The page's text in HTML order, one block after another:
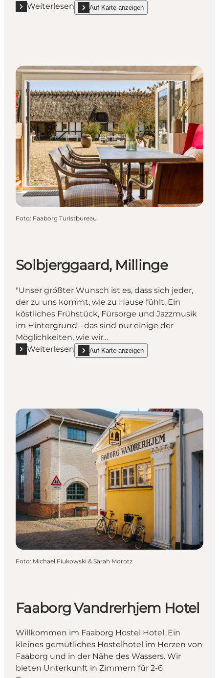
Weiterlesen
Mehr erfahren "Hotel Færgegaarden"
Auf Karte anzeigen
show Hotel Færgegaarden on_map
Foto: Faaborg Turistbureau
Solbjerggaard, Millinge
"Unser größter Wunsch ist es, dass sich jeder,
der zu uns kommt, wie zu Hause fühlt. Ein
köstliches Frühstück, Fürsorge und Jazzmusik
im Hintergrund - das sind nur einige der
Möglichkeiten, wie wir…
Weiterlesen
Mehr erfahren "Solbjerggaard, Millinge"
Auf Karte anzeigen
show Solbjerggaard, Millinge on_map
Foto: Michael Fiukowski & Sarah Morotz
Faaborg Vandrerhjem Hotel
Willkommen im Faaborg Hostel Hotel. Ein
kleines gemütliches Hostelhotel im Herzen von
Faaborg und in der Nähe des Wassers. Wir
bieten Unterkunft in Zimmern für 2-6